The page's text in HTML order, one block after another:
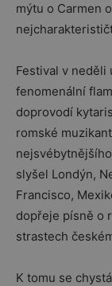
mýtu o Carmen
Festival v neděli
fenomenální
doprovodí
romské
slyšel Londýn,
Francisco,
dopřeje písně o
strastech
K tomu se